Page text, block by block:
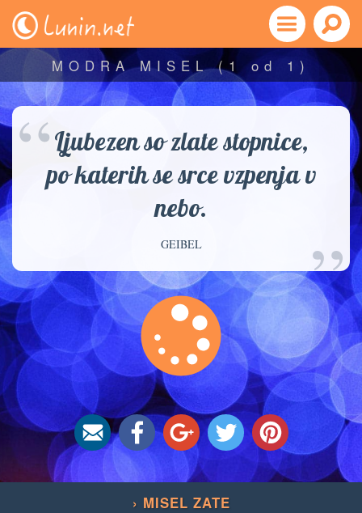
MODRA MISEL(1 od 1)
Ljubezen so zlate stopnice,
po katerih se srce vzpenja v
nebo.
GEIBEL ”
“
› MISEL ZATE